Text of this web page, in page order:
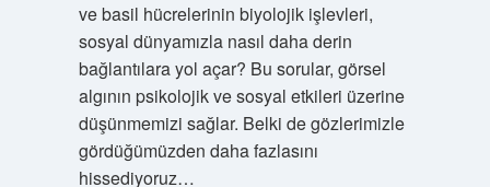
ve basil hücrelerinin biyolojik işlevleri,
sosyal dünyamızla nasıl daha derin
bağlantılara yol açar? Bu sorular, görsel
algının psikolojik ve sosyal etkileri üzerine
düşünmemizi sağlar. Belki de gözlerimizle
gördüğümüzden daha fazlasını
hissediyoruz…